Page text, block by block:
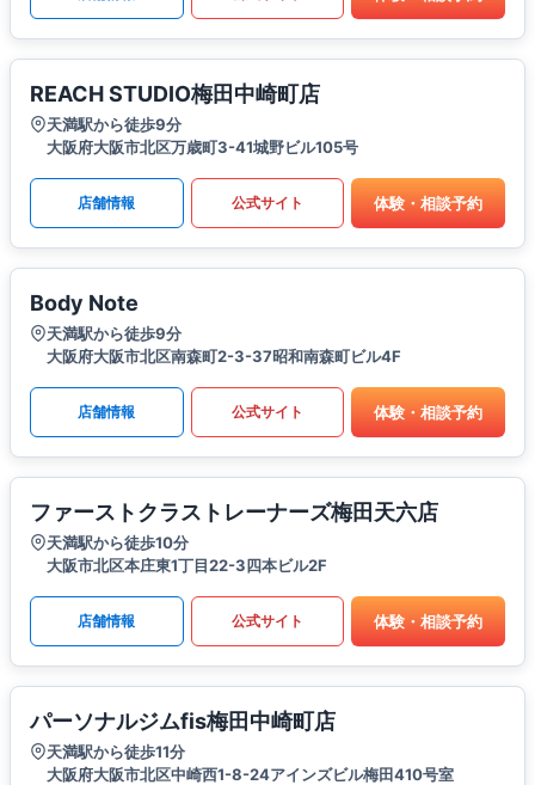
REACH STUDIO梅田中崎町店
天満駅から徒歩9分
大阪府大阪市北区万歳町3-41城野ビル105号
店舗情報 公式サイト 体験・相談予約
Body Note
天満駅から徒歩9分
大阪府大阪市北区南森町2-3-37昭和南森町ビル4F
店舗情報 公式サイト 体験・相談予約
ファーストクラストレーナーズ梅田天六店
天満駅から徒歩10分
大阪市北区本庄東1丁目22-3四本ビル2F
店舗情報 公式サイト 体験・相談予約
パーソナルジムfis梅田中崎町店
天満駅から徒歩11分
大阪府大阪市北区中崎西1-8-24アインズビル梅田410号室